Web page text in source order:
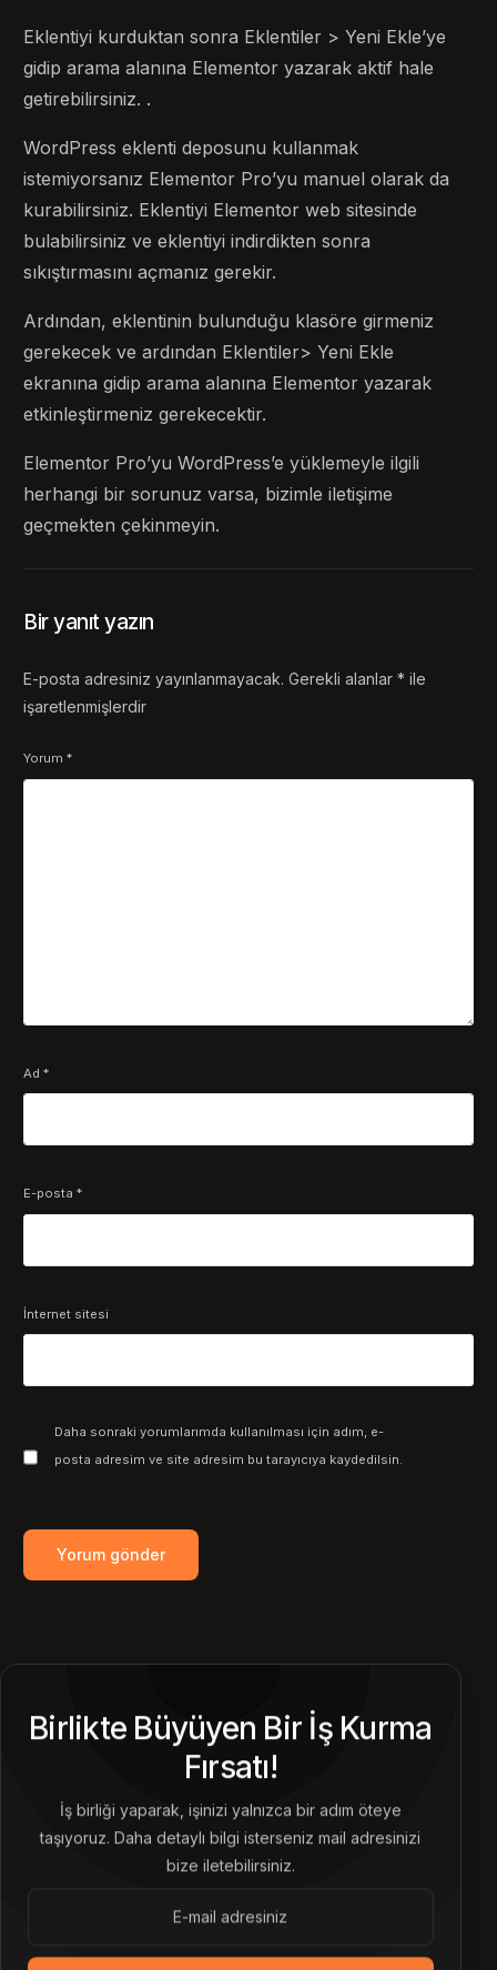
Eklentiyi kurduktan sonra Eklentiler > Yeni Ekle’ye
gidip arama alanına Elementor yazarak aktif hale
getirebilirsiniz. .
WordPress eklenti deposunu kullanmak
istemiyorsanız Elementor Pro’yu manuel olarak da
kurabilirsiniz. Eklentiyi Elementor web sitesinde
bulabilirsiniz ve eklentiyi indirdikten sonra
sıkıştırmasını açmanız gerekir.
Ardından, eklentinin bulunduğu klasöre girmeniz
gerekecek ve ardından Eklentiler> Yeni Ekle
ekranına gidip arama alanına Elementor yazarak
etkinleştirmeniz gerekecektir.
Elementor Pro’yu WordPress’e yüklemeyle ilgili
herhangi bir sorunuz varsa, bizimle iletişime
geçmekten çekinmeyin.
Bir yanıt yazın
E-posta adresiniz yayınlanmayacak. Gerekli alanlar* ile
işaretlenmişlerdir
Yorum*
Ad*
E-posta*
İnternet sitesi
Daha sonraki yorumlarımda kullanılması için adım, e-
posta adresim ve site adresim bu tarayıcıya kaydedilsin.
Birlikte Büyüyen Bir İş Kurma
Fırsatı!
İş birliği yaparak, işinizi yalnızca bir adım öteye
taşıyoruz. Daha detaylı bilgi isterseniz mail adresinizi
bize iletebilirsiniz.